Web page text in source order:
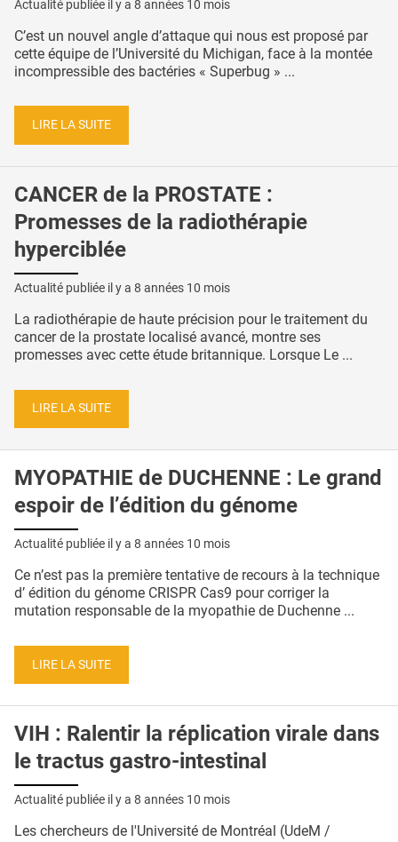
Actualité publiée il y a 8 années 10 mois
C’est un nouvel angle d’attaque qui nous est proposé par
cette équipe de l’Université du Michigan, face à la montée
incompressible des bactéries « Superbug » ...
LIRE LA SUITE
CANCER de la PROSTATE :
Promesses de la radiothérapie
hyperciblée
Actualité publiée il y a 8 années 10 mois
La radiothérapie de haute précision pour le traitement du
cancer de la prostate localisé avancé, montre ses
promesses avec cette étude britannique. Lorsque Le ...
LIRE LA SUITE
MYOPATHIE de DUCHENNE : Le grand
espoir de l’édition du génome
Actualité publiée il y a 8 années 10 mois
Ce n’est pas la première tentative de recours à la technique
d’ édition du génome CRISPR Cas9 pour corriger la
mutation responsable de la myopathie de Duchenne ...
LIRE LA SUITE
VIH : Ralentir la réplication virale dans
le tractus gastro-intestinal
Actualité publiée il y a 8 années 10 mois
Les chercheurs de l'Université de Montréal (UdeM /